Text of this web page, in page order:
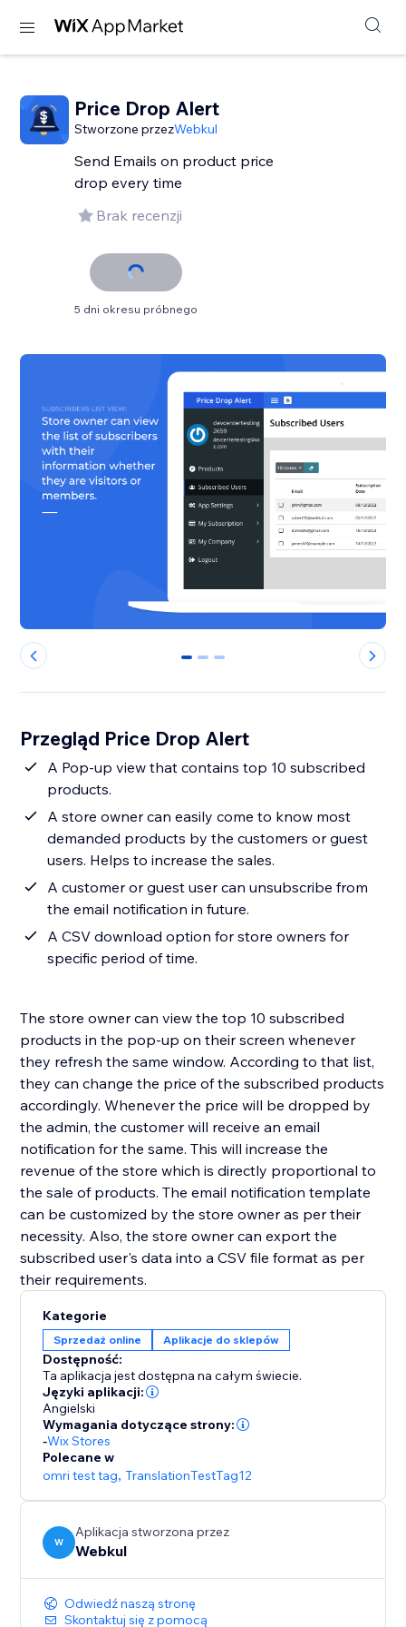
Price Drop Alert
Stworzone przezWebkul
Send Emails on product price
drop every time
Brak recenzji
5 dni okresu próbnego
0 1 2
Przegląd Price Drop Alert
A Pop-up view that contains top 10 subscribed
products.
A store owner can easily come to know most
demanded products by the customers or guest
users. Helps to increase the sales.
A customer or guest user can unsubscribe from
the email notification in future.
A CSV download option for store owners for
specific period of time.
The store owner can view the top 10 subscribed
products in the pop-up on their screen whenever
they refresh the same window. According to that list,
they can change the price of the subscribed products
accordingly. Whenever the price will be dropped by
the admin, the customer will receive an email
notification for the same. This will increase the
revenue of the store which is directly proportional to
the sale of products. The email notification template
can be customized by the store owner as per their
necessity. Also, the store owner can export the
subscribed user's data into a CSV file format as per
their requirements.
Kategorie
Sprzedaż online Aplikacje do sklepów
Dostępność:
Ta aplikacja jest dostępna na całym świecie.
Języki aplikacji:
Angielski
Wymagania dotyczące strony:
-Wix Stores
Polecane w
omri test tag,TranslationTestTag12
W
Aplikacja stworzona przez
Webkul
Odwiedź naszą stronę
Skontaktuj się z pomocą